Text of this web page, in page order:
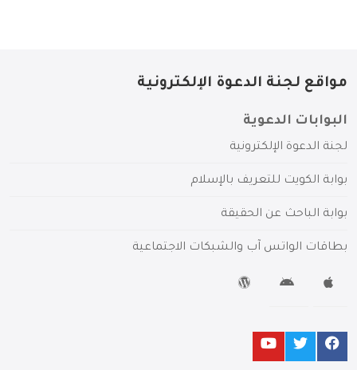
مواقع لجنة الدعوة الإلكترونية
البوابات الدعوية
لجنة الدعوة الإلكترونية
بوابة الكويت للتعريف بالإسلام
بوابة الباحث عن الحقيقة
بطاقات الواتس آب والشبكات الاجتماعية